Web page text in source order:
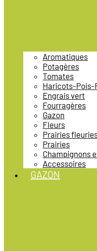
Aromatiques
Potagères
Tomates
Haricots-Pois-
Engrais vert
Fourragères
Gazon
Fleurs
Prairies
Prairies
Champignons
Accessoires
GAZON